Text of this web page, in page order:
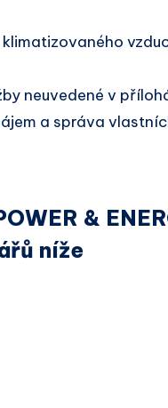
neuvedené v
a správa
&
níže